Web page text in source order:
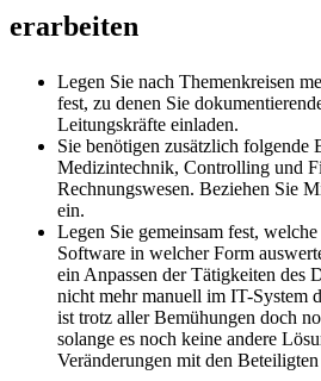
erarbeiten
Legen Sie nach Themenkreisen
fest, zu denen Sie
Leitungskräfte einladen.
Sie benötigen zusätzlich folgende
Medizintechnik, Controlling und
Rechnungswesen. Beziehen Sie
ein.
Legen Sie gemeinsam fest,
Software in welcher Form
ein Anpassen der Tätigkeiten des
nicht mehr manuell im IT-System
ist trotz aller Bemühungen doch
solange es noch keine andere
Veränderungen mit den